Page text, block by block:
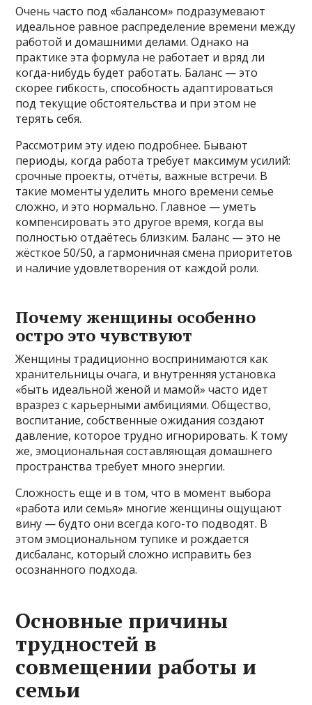
Очень часто под «балансом» подразумевают
идеальное равное распределение времени между
работой и домашними делами. Однако на
практике эта формула не работает и вряд ли
когда-нибудь будет работать. Баланс — это
скорее гибкость, способность адаптироваться
под текущие обстоятельства и при этом не
терять себя.
Рассмотрим эту идею подробнее. Бывают
периоды, когда работа требует максимум усилий:
срочные проекты, отчёты, важные встречи. В
такие моменты уделить много времени семье
сложно, и это нормально. Главное — уметь
компенсировать это другое время, когда вы
полностью отдаётесь близким. Баланс — это не
жёсткое 50/50, а гармоничная смена приоритетов
и наличие удовлетворения от каждой роли.
Почему женщины особенно
остро это чувствуют
Женщины традиционно воспринимаются как
хранительницы очага, и внутренняя установка
«быть идеальной женой и мамой» часто идет
вразрез с карьерными амбициями. Общество,
воспитание, собственные ожидания создают
давление, которое трудно игнорировать. К тому
же, эмоциональная составляющая домашнего
пространства требует много энергии.
Сложность еще и в том, что в момент выбора
«работа или семья» многие женщины ощущают
вину — будто они всегда кого-то подводят. В
этом эмоциональном тупике и рождается
дисбаланс, который сложно исправить без
осознанного подхода.
Основные причины
трудностей в
совмещении работы и
семьи